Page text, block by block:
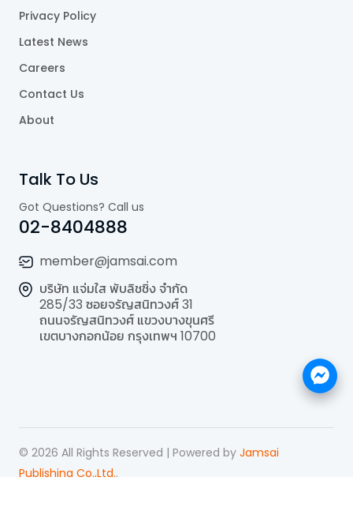
Privacy Policy
Latest News
Careers
Contact Us
About
Talk To Us
Got Questions? Call us
02-8404888
member@jamsai.com
บริษัท แจ่มใส พับลิชชิ่ง จำกัด
285/33 ซอยจรัญสนิทวงศ์ 31
ถนนจรัญสนิทวงศ์ แขวงบางขุนศรี
เขตบางกอกน้อย กรุงเทพฯ 10700
© 2026 All Rights Reserved | Powered by Jamsai
Publishing Co.,Ltd..